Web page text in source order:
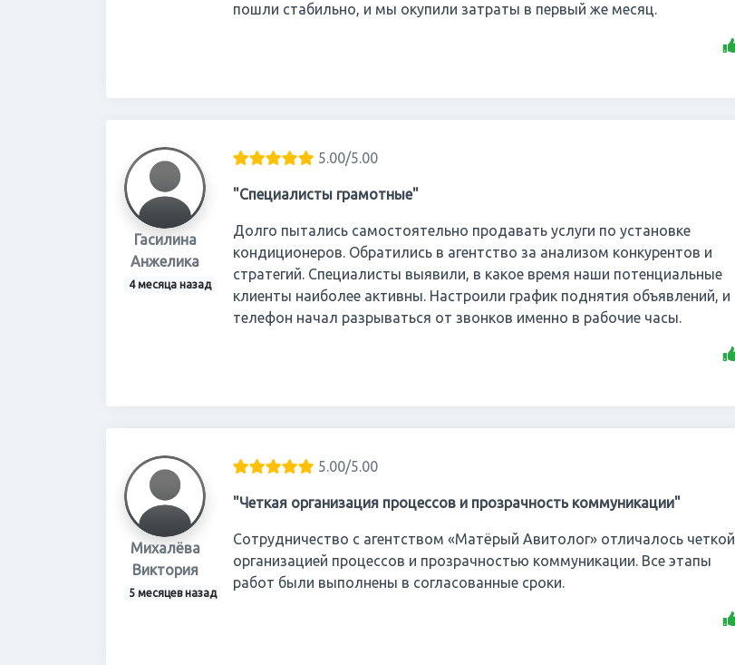
пошли стабильно, и мы окупили затраты в первый же месяц.
Гасилина
Анжелика
4 месяца назад
5.00/5.00
"Специалисты грамотные"
Долго пытались самостоятельно продавать услуги по установке
кондиционеров. Обратились в агентство за анализом конкурентов и
стратегий. Специалисты выявили, в какое время наши потенциальные
клиенты наиболее активны. Настроили график поднятия объявлений, и
телефон начал разрываться от звонков именно в рабочие часы.
Михалёва
Виктория
5 месяцев назад
5.00/5.00
"Четкая организация процессов и прозрачность коммуникации"
Сотрудничество с агентством «Матёрый Авитолог» отличалось четкой
организацией процессов и прозрачностью коммуникации. Все этапы
работ были выполнены в согласованные сроки.